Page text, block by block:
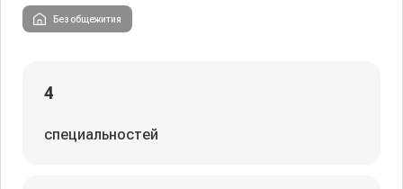
Без общежития
4
специальностей